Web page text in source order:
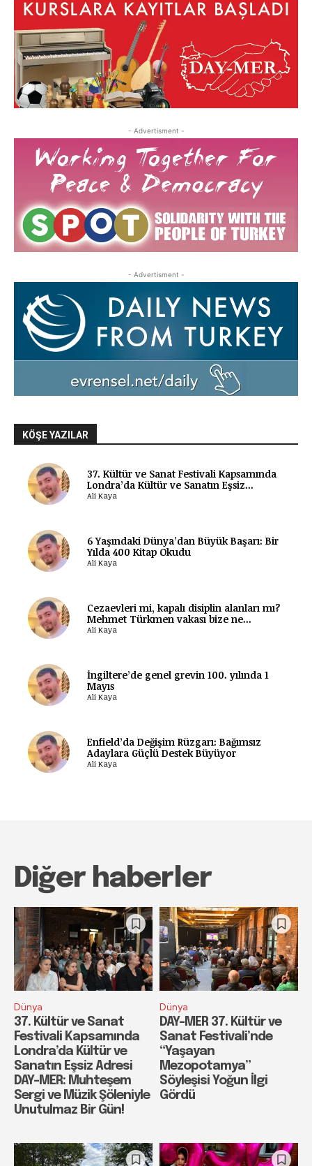
- Advertisment -
- Advertisment -
KÖŞE YAZILAR
37. Kültür ve Sanat Festivali Kapsamında
Londra’da Kültür ve Sanatın Eşsiz...
Ali Kaya
6 Yaşındaki Dünya’dan Büyük Başarı: Bir
Yılda 400 Kitap Okudu
Ali Kaya
Cezaevleri mi, kapalı disiplin alanları mı?
Mehmet Türkmen vakası bize ne...
Ali Kaya
İngiltere’de genel grevin 100. yılında 1
Mayıs
Ali Kaya
Enfield’da Değişim Rüzgarı: Bağımsız
Adaylara Güçlü Destek Büyüyor
Ali Kaya
Diğer haberler
Dünya
37. Kültür ve Sanat
Festivali Kapsamında
Londra’da Kültür ve
Sanatın Eşsiz Adresi
DAY-MER: Muhteşem
Sergi ve Müzik Şöleniyle
Unutulmaz Bir Gün!
Dünya
DAY-MER 37. Kültür ve
Sanat Festivali’nde
“Yaşayan
Mezopotamya”
Söyleşisi Yoğun İlgi
Gördü